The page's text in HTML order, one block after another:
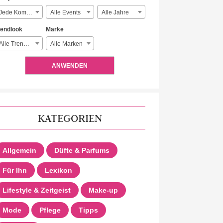
Jede Komplexität Alle Events Alle Jahre
Alle Trendlooks
Marke
Alle Marken
ANWENDEN
KATEGORIEN
Allgemein Düfte & Parfums
Für Ihn Lexikon
Lifestyle & Zeitgeist Make-up
Mode Pflege Tipps